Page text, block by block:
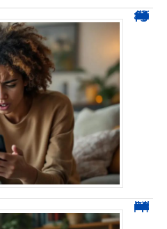
0424 démarchage : reconnaître l’appel et agir sans se tromper
0270 spam : reconnaître ces appels et les bloquer sans erreur